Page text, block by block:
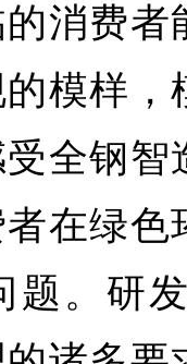
消费
模样
全钢
在绿
题。研